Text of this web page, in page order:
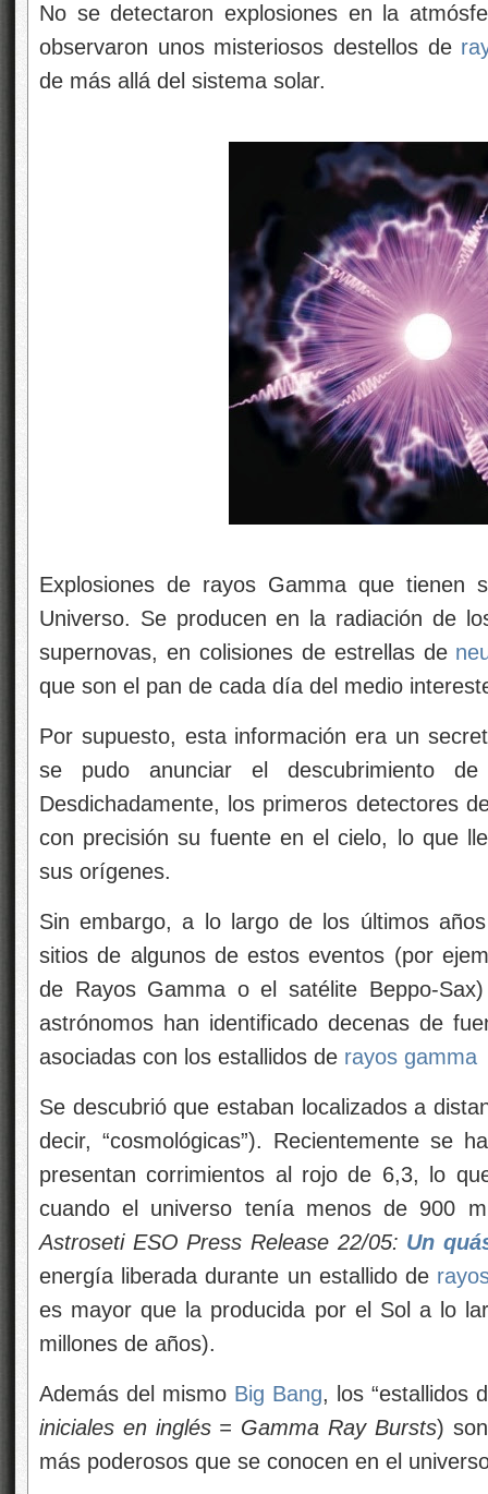
No se detectaron explosiones en la
observaron unos misteriosos destellos de
de más allá del sistema solar.
Explosiones de rayos Gamma que tienen
Universo. Se producen en la radiación de
supernovas, en colisiones de estrellas de
que son el pan de cada día del medio
Por supuesto, esta información era un
se pudo anunciar el descubrimiento de
Desdichadamente, los primeros detectores
con precisión su fuente en el cielo, lo que
sus orígenes.
Sin embargo, a lo largo de los últimos
sitios de algunos de estos eventos (por
de Rayos Gamma o el satélite Beppo-
astrónomos han identificado decenas de
asociadas con los estallidos de rayos gamma
Se descubrió que estaban localizados a
decir, “cosmológicas”). Recientemente se
presentan corrimientos al rojo de 6,3, lo
cuando el universo tenía menos de 900
Astroseti ESO Press Release 22/05: Un
energía liberada durante un estallido de
es mayor que la producida por el Sol a lo
millones de años).
Además del mismo Big Bang, los “estallidos
iniciales en inglés = Gamma Ray Bursts)
más poderosos que se conocen en el